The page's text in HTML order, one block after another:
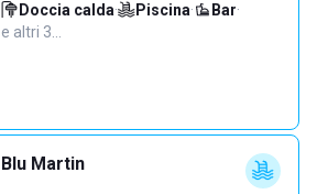
Doccia calda· Piscina· Bar·
e altri 3…
Blu Martin